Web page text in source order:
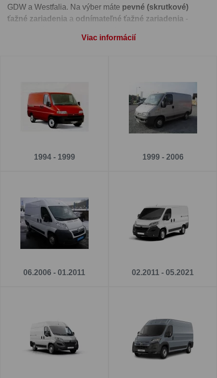
GDW a Westfalia. Na výber máte pevné (skrutkové)
ťažné zariadenia a odnímateľné ťažné zariadenia -
na jednej z našich prevádzok -
Ivachnová, Senec alebo Prešov.
Viac informácií
1994 - 1999 1999 - 2006
06.2006 - 01.2011 02.2011 - 05.2021